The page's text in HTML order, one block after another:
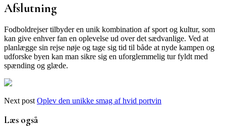
Afslutning
Fodboldrejser tilbyder en unik kombination af sport og kultur, som
kan give enhver fan en oplevelse ud over det sædvanlige. Ved at
planlægge sin rejse nøje og tage sig tid til både at nyde kampen og
udforske byen kan man sikre sig en uforglemmelig tur fyldt med
spænding og glæde.
Next post Oplev den unikke smag af hvid portvin
Læs også